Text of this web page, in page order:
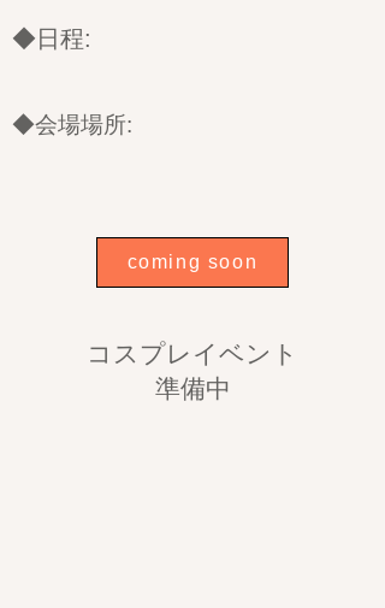
◆日程:
◆会場場所:
coming soon
コスプレイベント
準備中